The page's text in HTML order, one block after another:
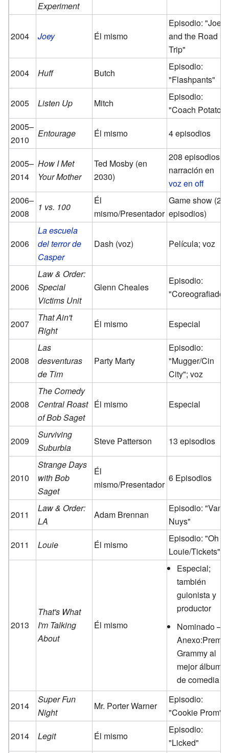
Experiment
2004 Joey Él mismo
Episodio: "Joey
and the Road
Trip"
2004
Huff Butch
Episodio:
"Flashpants"
2005
Listen Up Mitch
Episodio:
"Coach Potato"
2005–
2010
Entourage Él mismo 4 episodios
2005–
2014
How I Met
Your Mother
Ted Mosby (en
2030)
208 episodios;
narración en
voz en off
2006–
2008
1 vs. 100
Él
mismo/Presentador
Game show (28
episodios)
2006
La escuela
del terror de
Casper
Dash (voz) Película; voz
2006
Law & Order:
Special
Victims Unit
Glenn Cheales
Episodio:
"Coreografiado"
2007
That Ain't
Right
Él mismo Especial
2008
Las
desventuras
de Tim
Party Marty
Episodio:
"Mugger/Cin
City"; voz
2008
The Comedy
Central Roast
of Bob Saget
Él mismo Especial
2009
Surviving
Suburbia
Steve Patterson 13 episodios
2010
Strange Days
with Bob
Saget
Él
mismo/Presentador
6 Episodios
2011
Law & Order:
LA
Adam Brennan
Episodio: "Van
Nuys"
2011
Louie Él mismo
Episodio: "Oh
Louie/Tickets"
2013
That's What
I'm Talking
About
Él mismo
Especial;
también
guionista y
productor
Nominado –
Anexo:Premio
Grammy al
mejor álbum
de comedia
2014
Super Fun
Night
Mr. Porter Warner
Episodio:
"Cookie Prom"
2014
Legit Él mismo
Episodio:
"Licked"